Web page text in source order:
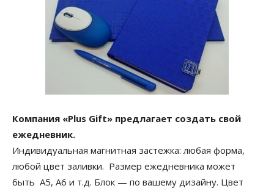
Компания «Plus Gift» предлагает создать свой
ежедневник.
Индивидуальная магнитная застежка: любая форма,
любой цвет заливки. Размер ежедневника может
быть А5, А6 и т.д. Блок — по вашему дизайну. Цвет